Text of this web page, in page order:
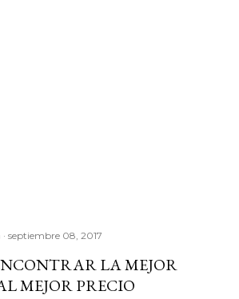
septiembre 08, 2017
LA MEJOR
MEJOR PRECIO